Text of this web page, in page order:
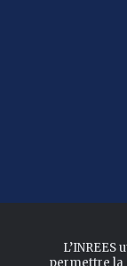
permettre la